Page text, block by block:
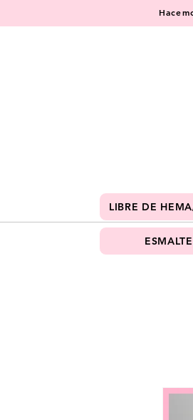
LIBRE DE